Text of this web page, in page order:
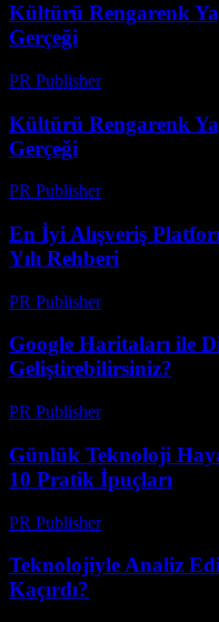
Kültürü Rengarenk
Gerçeği
PR Publisher-
Kültürü Rengarenk
Gerçeği
PR Publisher-
En İyi Alışveriş
Yılı Rehberi
PR Publisher-
Google Haritaları ile
Geliştirebilirsiniz?
PR Publisher-
Günlük Teknoloji
10 Pratik İpuçları
PR Publisher-
Teknolojiyle Analiz
Kaçırdı?